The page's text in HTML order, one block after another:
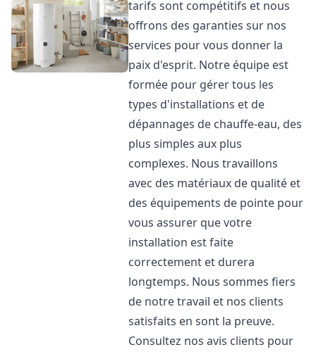
tarifs sont compétitifs et nous
offrons des garanties sur nos
services pour vous donner la
paix d'esprit. Notre équipe est
formée pour gérer tous les
types d'installations et de
dépannages de chauffe-eau, des
plus simples aux plus
complexes. Nous travaillons
avec des matériaux de qualité et
des équipements de pointe pour
vous assurer que votre
installation est faite
correctement et durera
longtemps. Nous sommes fiers
de notre travail et nos clients
satisfaits en sont la preuve.
Consultez nos avis clients pour